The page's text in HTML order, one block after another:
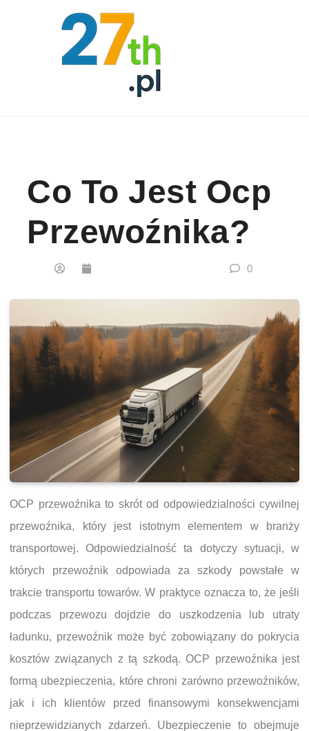
Co To Jest Ocp
Przewoźnika?
0
OCP przewoźnika to skrót od odpowiedzialności cywilnej
przewoźnika, który jest istotnym elementem w branży
transportowej. Odpowiedzialność ta dotyczy sytuacji, w
których przewoźnik odpowiada za szkody powstałe w
trakcie transportu towarów. W praktyce oznacza to, że jeśli
podczas przewozu dojdzie do uszkodzenia lub utraty
ładunku, przewoźnik może być zobowiązany do pokrycia
kosztów związanych z tą szkodą. OCP przewoźnika jest
formą ubezpieczenia, które chroni zarówno przewoźników,
jak i ich klientów przed finansowymi konsekwencjami
nieprzewidzianych zdarzeń. Ubezpieczenie to obejmuje